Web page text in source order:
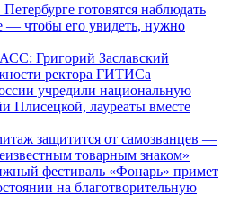
готовятся наблюдать
— чтобы его увидеть, нужно
Григорий Заславский
ректора ГИТИСа
учредили национальную
лауреаты вместе
защитится от самозванцев —
товарным знаком»
фестиваль «Фонарь» примет
на благотворительную